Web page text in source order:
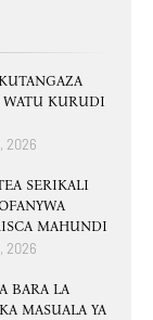
KURUDI
2026
SERIKALI
MAHUNDI
2026
BARA LA
MASUALA YA